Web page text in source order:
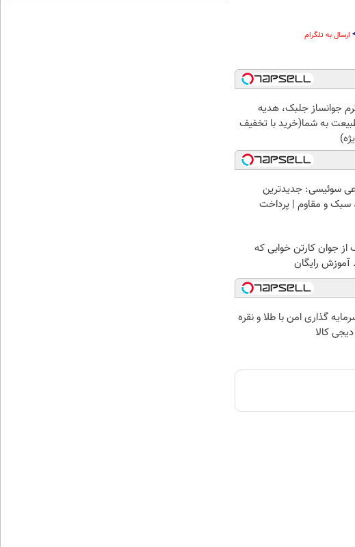
ارسال به تلگرام
جوانساز جلبک، هدیه
به شما(خرید با تخفیف
سوئیسی: جدیدترین
سبک و مقاوم | پرداخت
از جوان کارتن خوابی که
آموزش رایگان
گذاری امن با طلا و نقره
کالا